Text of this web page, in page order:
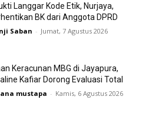
Langgar Kode Etik, Nurjaya,
BK dari Anggota DPRD
Saban - Jumat, 7 Agustus 2026
Keracunan MBG di Jayapura,
Kafiar Dorong Evaluasi Total
mustapa - Kamis, 6 Agustus 2026